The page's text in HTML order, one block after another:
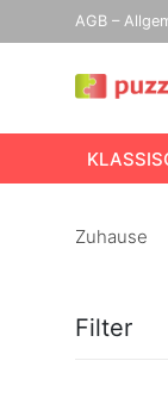
AGB –
Zuhause
Filter